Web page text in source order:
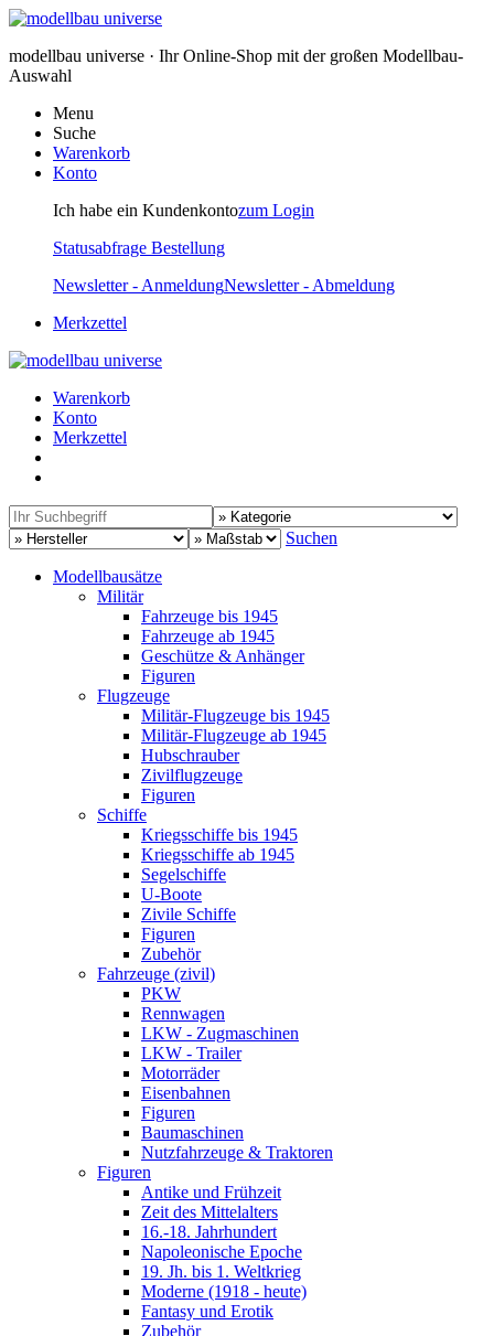
modellbau universe · Ihr Online-Shop mit der großen Modellbau-
Auswahl
Menu
Suche
Warenkorb
Konto
Ich habe ein Kundenkontozum Login
Statusabfrage Bestellung
Newsletter - AnmeldungNewsletter - Abmeldung
Merkzettel
Warenkorb
Konto
Merkzettel
Suchen
Modellbausätze
Militär
Fahrzeuge bis 1945
Fahrzeuge ab 1945
Geschütze & Anhänger
Figuren
Flugzeuge
Militär-Flugzeuge bis 1945
Militär-Flugzeuge ab 1945
Hubschrauber
Zivilflugzeuge
Figuren
Schiffe
Kriegsschiffe bis 1945
Kriegsschiffe ab 1945
Segelschiffe
U-Boote
Zivile Schiffe
Figuren
Zubehör
Fahrzeuge (zivil)
PKW
Rennwagen
LKW - Zugmaschinen
LKW - Trailer
Motorräder
Eisenbahnen
Figuren
Baumaschinen
Nutzfahrzeuge & Traktoren
Figuren
Antike und Frühzeit
Zeit des Mittelalters
16.-18. Jahrhundert
Napoleonische Epoche
19. Jh. bis 1. Weltkrieg
Moderne (1918 - heute)
Fantasy und Erotik
Zubehör